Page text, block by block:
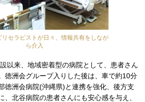
リセラピストが日々、情報共有をしなが
ら介入
以来、地域密着型の病院として、患者さん
徳洲会グループ入りした後は、車で約10分
徳洲会病院(沖縄県)と連携を強化、後方支
、北谷病院の患者さんにも安心感を与え、